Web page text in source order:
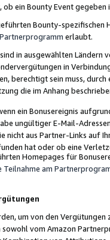
ob ein Bounty Event
Bounty-spezifischen
erlaubt.
in ausgewählten Ländern
in
berechtigt sein muss,
die im Anhang
ein Bonusereignis
ungültiger E-Mail-
nicht aus Partner-Links auf
hat oder ob eine
Homepages für
Teilnahme am
um von den
vom Amazon